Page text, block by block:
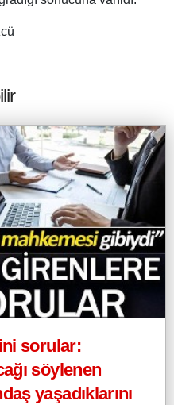
sorular:
söylenen
yaşadıklarını